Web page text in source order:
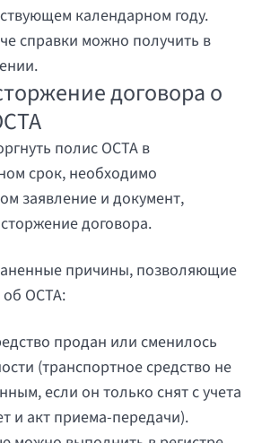
календарном году.
справки можно получить в
договора о
полис OCTA в
срок, необходимо
заявление и документ,
договора.
причины, позволяющие
OCTA:
продан или сменилось
(транспортное средство не
если он только снят с учета
и акт приема-передачи).